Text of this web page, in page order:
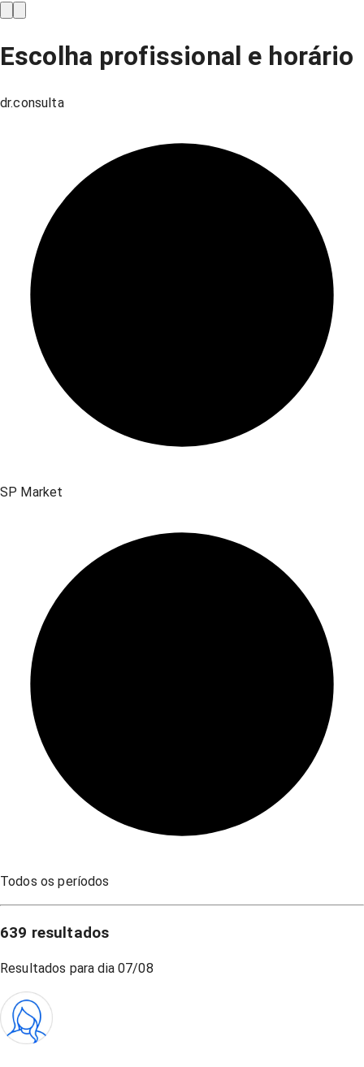
Escolha profissional e horário
dr.consulta
SP Market
Todos os períodos
639 resultados
Resultados para dia07/08